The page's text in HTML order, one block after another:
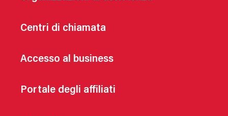
Centri di chiamata
Accesso al business
Portale degli affiliati